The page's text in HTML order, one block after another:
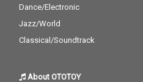
Dance/Electronic
Jazz/World
Classical/Soundtrack
About OTOTOY